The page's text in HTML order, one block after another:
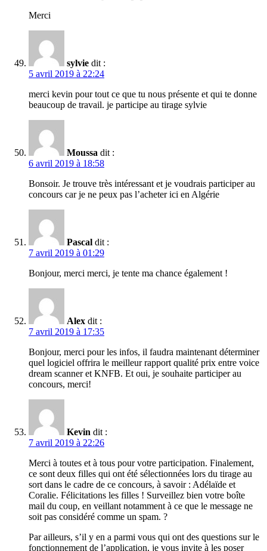
Merci
sylvie dit :
5 avril 2019 à 22:24
merci kevin pour tout ce que tu nous présente et qui te donne
beaucoup de travail. je participe au tirage sylvie
Moussa dit :
6 avril 2019 à 18:58
Bonsoir. Je trouve très intéressant et je voudrais participer au
concours car je ne peux pas l’acheter ici en Algérie
Pascal dit :
7 avril 2019 à 01:29
Bonjour, merci merci, je tente ma chance également !
Alex dit :
7 avril 2019 à 17:35
Bonjour, merci pour les infos, il faudra maintenant déterminer
quel logiciel offrira le meilleur rapport qualité prix entre voice
dream scanner et KNFB. Et oui, je souhaite participer au
concours, merci!
Kevin dit :
7 avril 2019 à 22:26
Merci à toutes et à tous pour votre participation. Finalement,
ce sont deux filles qui ont été sélectionnées lors du tirage au
sort dans le cadre de ce concours, à savoir : Adélaïde et
Coralie. Félicitations les filles ! Surveillez bien votre boîte
mail du coup, en veillant notamment à ce que le message ne
soit pas considéré comme un spam. ?
Par ailleurs, s’il y en a parmi vous qui ont des questions sur le
fonctionnement de l’application, je vous invite à les poser